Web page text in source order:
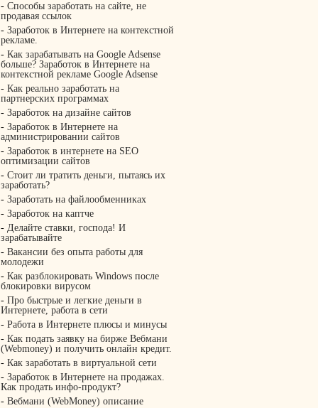
- Способы заработать на сайте, не
продавая ссылок
- Заработок в Интернете на контекстной
рекламе.
- Как зарабатывать на Google Adsense
больше? Заработок в Интернете на
контекстной рекламе Google Adsense
- Как реально заработать на
партнерских программах
- Заработок на дизайне сайтов
- Заработок в Интернете на
администрировании сайтов
- Заработок в интернете на SEO
оптимизации сайтов
- Стоит ли тратить деньги, пытаясь их
заработать?
- Заработать на файлообменниках
- Заработок на каптче
- Делайте ставки, господа! И
зарабатывайте
- Вакансии без опыта работы для
молодежи
- Как разблокировать Windows после
блокировки вирусом
- Про быстрые и легкие деньги в
Интернете, работа в сети
- Работа в Интернете плюсы и минусы
- Как подать заявку на бирже Вебмани
(Webmoney) и получить онлайн кредит.
- Как заработать в виртуальной сети
- Заработок в Интернете на продажах.
Как продать инфо-продукт?
- Вебмани (WebMoney) описание